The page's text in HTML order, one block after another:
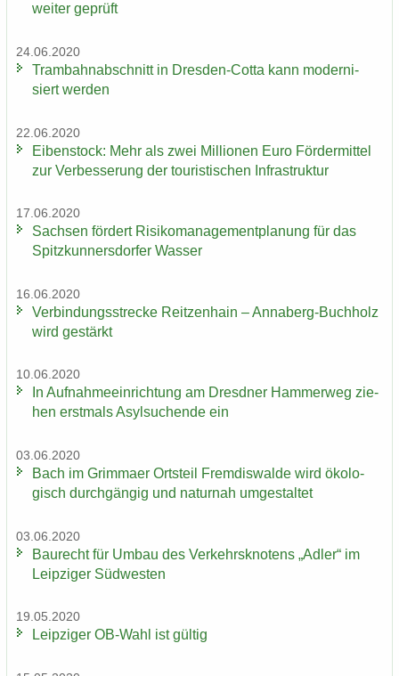
wei­ter ge­prüft
24.06.2020
Tram­bahn­ab­schnitt in Dresden-​Cotta kann mo­der­ni­
siert wer­den
22.06.2020
Ei­ben­stock: Mehr als zwei Mil­lio­nen Euro För­der­mit­tel
zur Ver­bes­se­rung der tou­ris­ti­schen In­fra­struk­tur
17.06.2020
Sach­sen för­dert Ri­si­ko­ma­nage­ment­pla­nung für das
Spitz­kun­ners­dor­fer Was­ser
16.06.2020
Ver­bin­dungs­stre­cke Reit­zen­hain – Annaberg-​Buchholz
wird ge­stärkt
10.06.2020
In Auf­nah­me­ein­rich­tung am Dresd­ner Ham­mer­weg zie­
hen erst­mals Asyl­su­chen­de ein
03.06.2020
Bach im Grim­ma­er Orts­teil Frem­dis­wal­de wird öko­lo­
gisch durch­gän­gig und na­tur­nah um­ge­stal­tet
03.06.2020
Bau­recht für Umbau des Ver­kehrs­kno­tens „Adler“ im
Leip­zi­ger Süd­wes­ten
19.05.2020
Leip­zi­ger OB-​Wahl ist gül­tig